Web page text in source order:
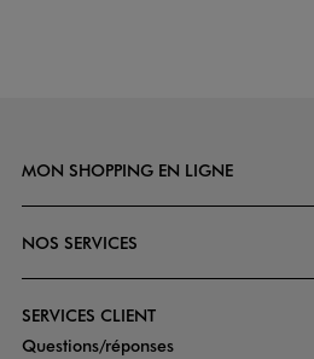
MON SHOPPING EN LIGNE
NOS SERVICES
SERVICES CLIENT
Questions/réponses